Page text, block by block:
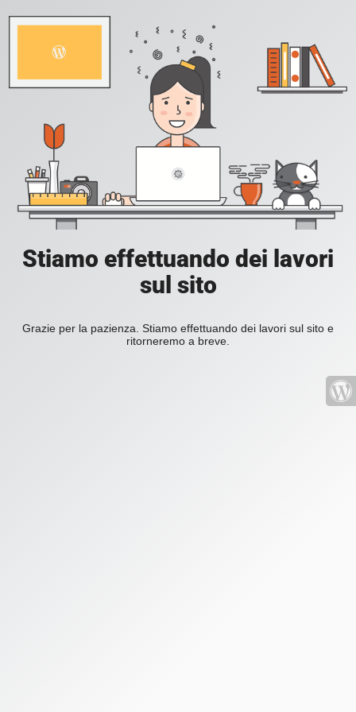
Stiamo effettuando dei lavori
sul sito
Grazie per la pazienza. Stiamo effettuando dei lavori sul sito e
ritorneremo a breve.